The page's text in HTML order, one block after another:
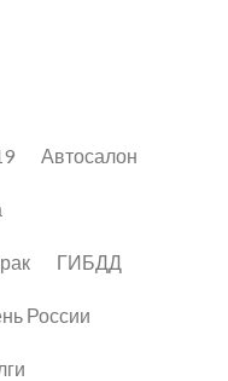
Автосалон
ГИБДД
России